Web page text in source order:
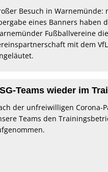
Besuch in Warnemünde:
eines Banners haben
Fußballvereine die
mit dem
Teams wieder im
der unfreiwilligen Corona-
Teams den